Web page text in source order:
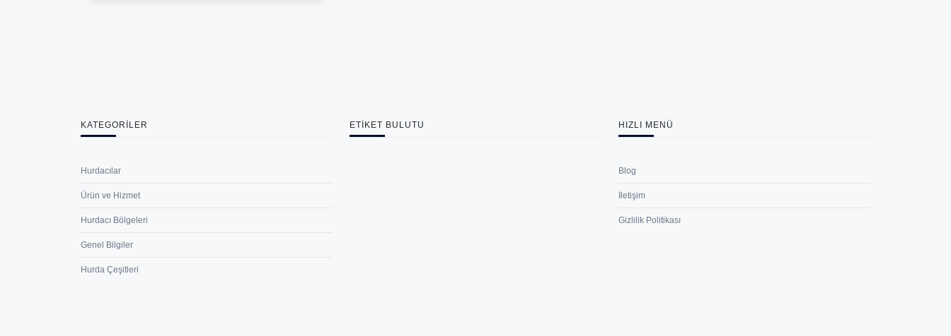
KATEGORILER
Hurdacılar
Ürün ve Hizmet
Hurdacı Bölgeleri
Genel Bilgiler
Hurda Çeşitleri
ETIKET BULUTU HIZLI MENÜ
Blog
İletişim
Gizlilik Politikası